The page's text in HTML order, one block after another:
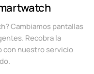
Cambiamos pantallas
Recobra la
con nuestro servicio